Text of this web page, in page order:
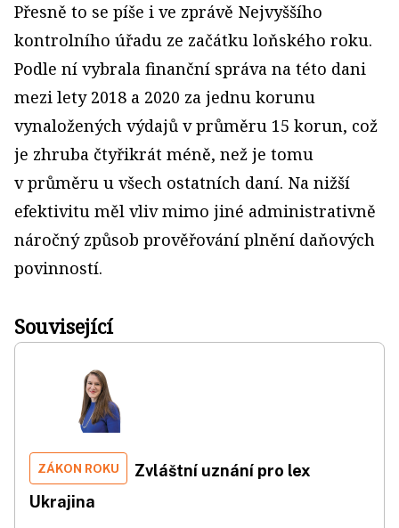
Přesně to se píše i ve zprávě Nejvyššího
kontrolního úřadu ze začátku loňského roku.
Podle ní vybrala finanční správa na této dani
mezi lety 2018 a 2020 za jednu korunu
vynaložených výdajů v průměru 15 korun, což
je zhruba čtyřikrát méně, než je tomu
v průměru u všech ostatních daní. Na nižší
efektivitu měl vliv mimo jiné administrativně
náročný způsob prověřování plnění daňových
povinností.
Související
ZÁKON ROKU
Zvláštní uznání pro lex
Ukrajina